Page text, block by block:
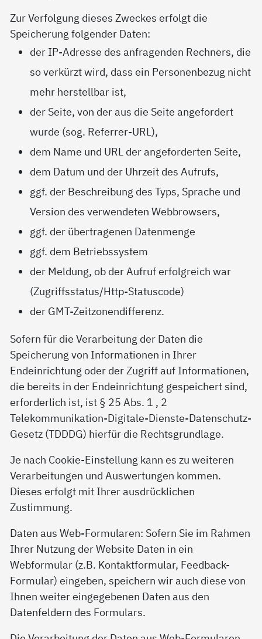
Zur Verfolgung dieses Zweckes erfolgt die
Speicherung folgender Daten:
der IP-Adresse des anfragenden Rechners, die
so verkürzt wird, dass ein Personenbezug nicht
mehr herstellbar ist,
der Seite, von der aus die Seite angefordert
wurde (sog. Referrer-URL),
dem Name und URL der angeforderten Seite,
dem Datum und der Uhrzeit des Aufrufs,
ggf. der Beschreibung des Typs, Sprache und
Version des verwendeten Webbrowsers,
ggf. der übertragenen Datenmenge
ggf. dem Betriebssystem
der Meldung, ob der Aufruf erfolgreich war
(Zugriffsstatus/Http-Statuscode)
der GMT-Zeitzonendifferenz.
Sofern für die Verarbeitung der Daten die
Speicherung von Informationen in Ihrer
Endeinrichtung oder der Zugriff auf Informationen,
die bereits in der Endeinrichtung gespeichert sind,
erforderlich ist, ist § 25 Abs. 1 , 2
Telekommunikation-Digitale-Dienste-Datenschutz-
Gesetz (TDDDG) hierfür die Rechtsgrundlage.
Je nach Cookie-Einstellung kann es zu weiteren
Verarbeitungen und Auswertungen kommen.
Dieses erfolgt mit Ihrer ausdrücklichen
Zustimmung.
Daten aus Web-Formularen: Sofern Sie im Rahmen
Ihrer Nutzung der Website Daten in ein
Webformular (z.B. Kontaktformular, Feedback-
Formular) eingeben, speichern wir auch diese von
Ihnen weiter eingegebenen Daten aus den
Datenfeldern des Formulars.